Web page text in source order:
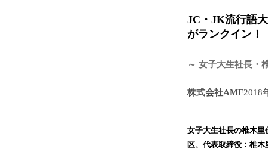
JC・JK流行語
がランクイン！
～ 女子大生社長・
株式会社AMF2018
女子大生社長の椎木
区、代表取締役：椎